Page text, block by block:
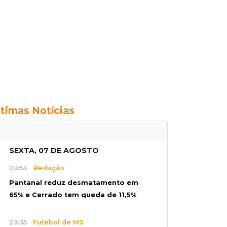
Notícias
SEXTA, 07 DE AGOSTO
23:54 Redução
Pantanal reduz desmatamento em
65% e Cerrado tem queda de 11,5%
23:35 Futebol de MS